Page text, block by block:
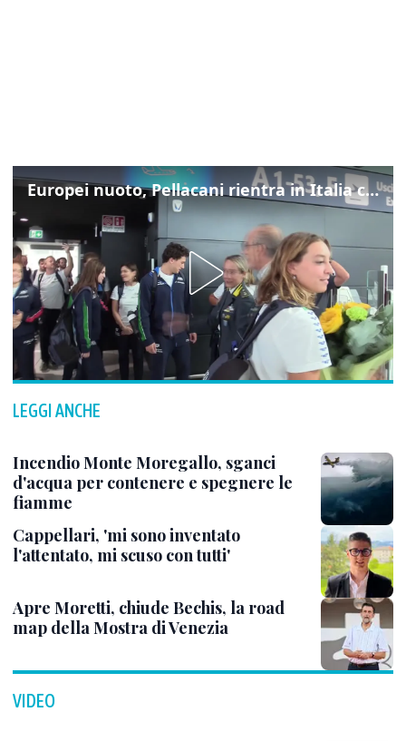
Europei nuoto, Pellacani rientra in Italia con gli azzurri dei tuffi
LEGGI ANCHE
Incendio Monte Moregallo, sganci
d'acqua per contenere e spegnere le
fiamme
Cappellari, 'mi sono inventato
l'attentato, mi scuso con tutti'
Apre Moretti, chiude Bechis, la road
map della Mostra di Venezia
VIDEO